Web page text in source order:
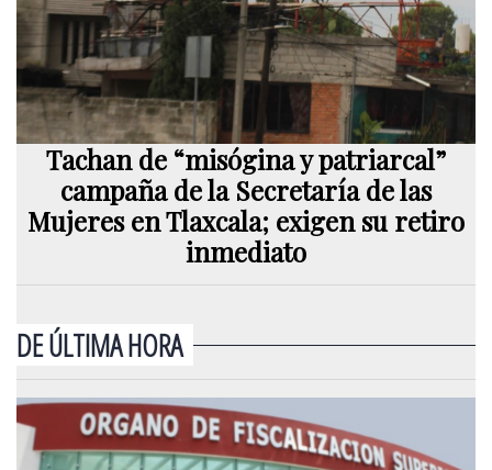
Tachan de “misógina y patriarcal”
campaña de la Secretaría de las
Mujeres en Tlaxcala; exigen su retiro
inmediato
DE ÚLTIMA HORA